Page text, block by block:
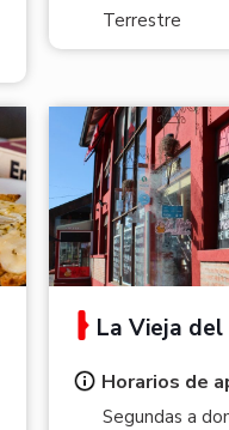
Terrestre
La Vieja
Horarios de
Segundas a